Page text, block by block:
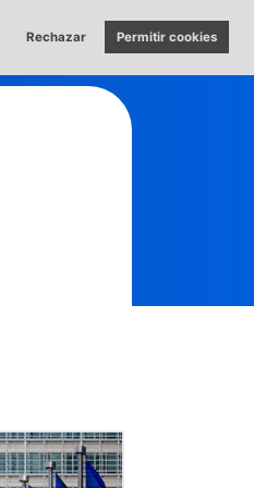
Rechazar Permitir cookies
×